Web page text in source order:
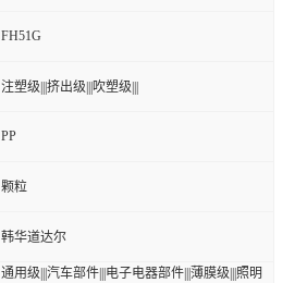
FH51G
注塑级|||挤出级|||吹塑级|||
PP
颗粒
韩华道达尔
通用级|||汽车部件|||电子电器部件|||薄膜级|||照明